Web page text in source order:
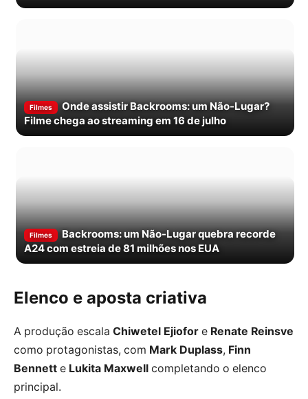
Filmes
Onde assistir Backrooms: um Não-Lugar?
Filme chega ao streaming em 16 de julho
Filmes
Backrooms: um Não-Lugar quebra recorde
A24 com estreia de 81 milhões nos EUA
Elenco e aposta criativa
A produção escala Chiwetel Ejiofor e Renate Reinsve
como protagonistas, com Mark Duplass, Finn
Bennett e Lukita Maxwell completando o elenco
principal.